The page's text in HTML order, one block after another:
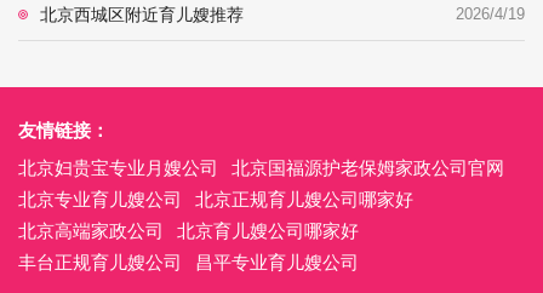
北京西城区附近育儿嫂推荐 2026/4/19
友情链接：
北京妇贵宝专业月嫂公司
北京国福源护老保姆家政公司官网
北京专业育儿嫂公司
北京正规育儿嫂公司哪家好
北京高端家政公司
北京育儿嫂公司哪家好
丰台正规育儿嫂公司
昌平专业育儿嫂公司